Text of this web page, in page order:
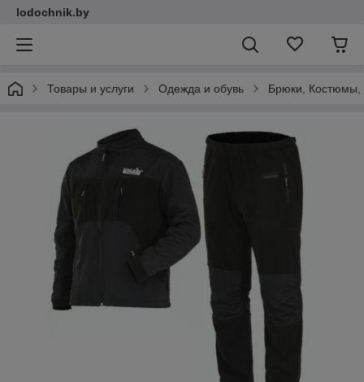
lodochnik.by
Товары и услуги Одежда и обувь Брюки, Костюмы,